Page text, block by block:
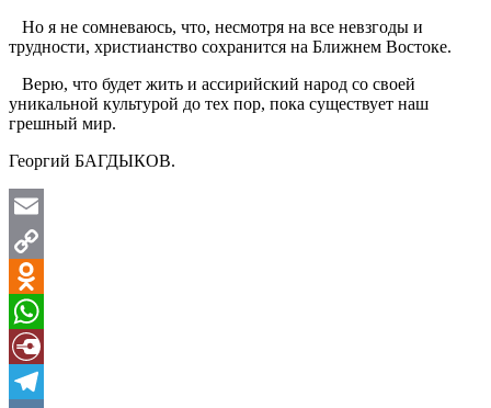
Но я не сомневаюсь, что, несмотря на все невзгоды и
трудности, христианство сохранится на Ближнем Востоке.
Верю, что будет жить и ассирийский народ со своей
уникальной культурой до тех пор, пока существует наш
грешный мир.
Георгий БАГДЫКОВ.
Email
Copy
Link
Odnoklassniki
WhatsApp
Diary.Ru